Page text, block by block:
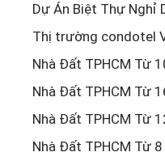
Dự Án Biệt Thự Nghỉ
Thị trường condotel
Nhà Đất TPHCM Từ
Nhà Đất TPHCM Từ
Nhà Đất TPHCM Từ
Nhà Đất TPHCM Từ